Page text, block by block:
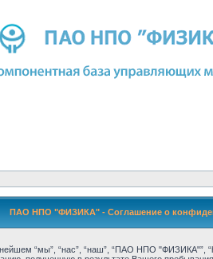
ПАО НПО "ФИЗИКА" - Соглашение о
“мы”, “нас”, “наш”, “ПАО НПО "ФИЗИКА"”,